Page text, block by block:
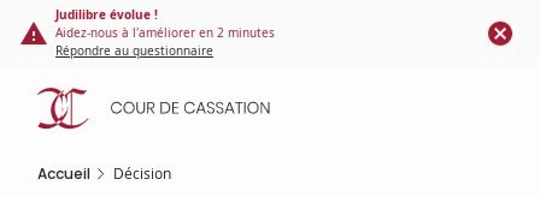
Panneau de gestion des cookies
contenu
principal
Judilibre évolue !
Aidez-nous à l'améliorer en 2 minutes
Répondre au questionnaire
Accueil Décision